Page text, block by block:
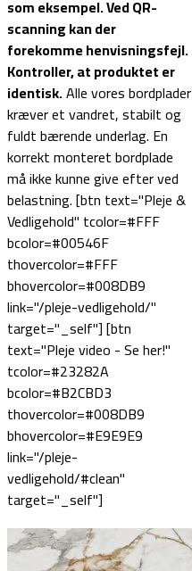
som eksempel.Ved QR-
scanning kan der
forekomme henvisningsfejl.
Kontroller, at produktet er
identisk.Alle vores bordplader
kræver et vandret, stabilt og
fuldt bærende underlag. En
korrekt monteret bordplade
må ikke kunne give efter ved
belastning. [btn text="Pleje &
Vedligehold" tcolor=#FFF
bcolor=#00546F
thovercolor=#FFF
bhovercolor=#008DB9
link="/pleje-vedligehold/"
target="_self"] [btn
text="Pleje video - Se her!"
tcolor=#23282A
bcolor=#B2CBD3
thovercolor=#008DB9
bhovercolor=#E9E9E9
link="/pleje-
vedligehold/#clean"
target="_self"]